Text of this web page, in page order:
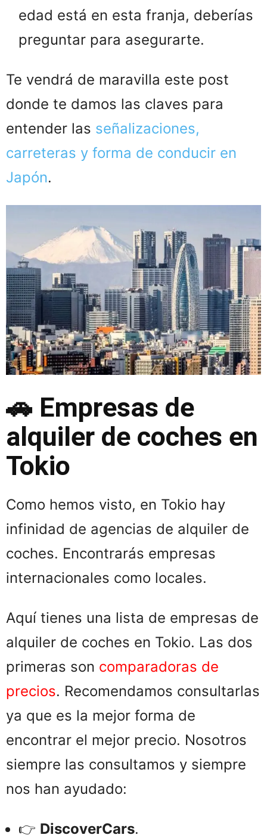
edad está en esta franja, deberías
preguntar para asegurarte.
Te vendrá de maravilla este post
donde te damos las claves para
entender las señalizaciones,
carreteras y forma de conducir en
Japón.
🚗 Empresas de
alquiler de coches en
Tokio
Como hemos visto, en Tokio hay
infinidad de agencias de alquiler de
coches. Encontrarás empresas
internacionales como locales.
Aquí tienes una lista de empresas de
alquiler de coches en Tokio. Las dos
primeras son comparadoras de
precios. Recomendamos consultarlas
ya que es la mejor forma de
encontrar el mejor precio. Nosotros
siempre las consultamos y siempre
nos han ayudado:
👉 DiscoverCars.